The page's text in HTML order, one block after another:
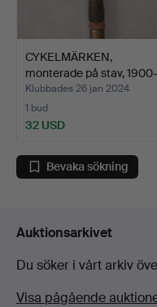
CYKELMÄRKEN,
monterade på stav, 1900-
talet…
Klubbades 26 jan 2024
1 bud
32 USD
Bevaka sökning
Auktionsarkivet
Du söker i vårt arkiv
Visa pågående